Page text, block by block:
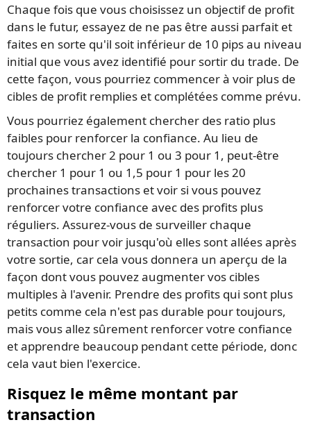
Chaque fois que vous choisissez un objectif de profit
dans le futur, essayez de ne pas être aussi parfait et
faites en sorte qu'il soit inférieur de 10 pips au niveau
initial que vous avez identifié pour sortir du trade. De
cette façon, vous pourriez commencer à voir plus de
cibles de profit remplies et complétées comme prévu.
Vous pourriez également chercher des ratio plus
faibles pour renforcer la confiance. Au lieu de
toujours chercher 2 pour 1 ou 3 pour 1, peut-être
chercher 1 pour 1 ou 1,5 pour 1 pour les 20
prochaines transactions et voir si vous pouvez
renforcer votre confiance avec des profits plus
réguliers. Assurez-vous de surveiller chaque
transaction pour voir jusqu'où elles sont allées après
votre sortie, car cela vous donnera un aperçu de la
façon dont vous pouvez augmenter vos cibles
multiples à l'avenir. Prendre des profits qui sont plus
petits comme cela n'est pas durable pour toujours,
mais vous allez sûrement renforcer votre confiance
et apprendre beaucoup pendant cette période, donc
cela vaut bien l'exercice.
Risquez le même montant par
transaction